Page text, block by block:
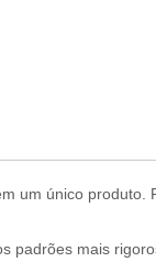
um único
padrões mais